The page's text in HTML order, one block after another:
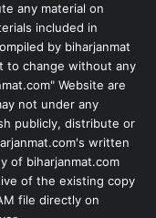
any material on
included in
by biharjanmat
to change without any
Website are
not under any
publicly, distribute or
written
of biharjanmat.com
of the existing copy
file directly on